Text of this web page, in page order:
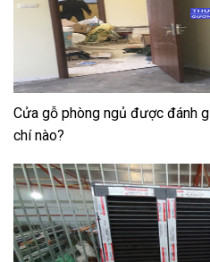
Cửa gỗ phòng ngủ được đánh
chí nào?